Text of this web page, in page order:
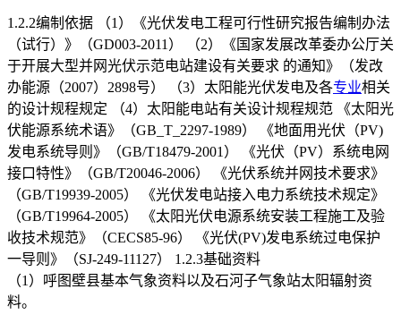
1.2.2编制依据 （1）《光伏发电工程可行性研究报告编制办法
（试行）》（GD003-2011） （2）《国家发展改革委办公厅关
于开展大型并网光伏示范电站建设有关要求 的通知》（发改
办能源（2007）2898号） （3）太阳能光伏发电及各专业相关
的设计规程规定 （4）太阳能电站有关设计规程规范 《太阳光
伏能源系统术语》（GB_T_2297-1989） 《地面用光伏（PV)
发电系统导则》（GB/T18479-2001） 《光伏（PV）系统电网
接口特性》（GB/T20046-2006） 《光伏系统并网技术要求》
（GB/T19939-2005） 《光伏发电站接入电力系统技术规定》
（GB/T19964-2005） 《太阳光伏电源系统安装工程施工及验
收技术规范》（CECS85-96） 《光伏(PV)发电系统过电保护
一导则》（SJ-249-11127） 1.2.3基础资料
（1）呼图壁县基本气象资料以及石河子气象站太阳辐射资
料。